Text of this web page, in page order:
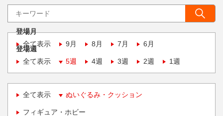
登場月
全て表示
9月 8月 7月 6月
登場週
全て表示
5週 4週 3週 2週 1週
全て表示 ぬいぐるみ・クッション
フィギュア・ホビー